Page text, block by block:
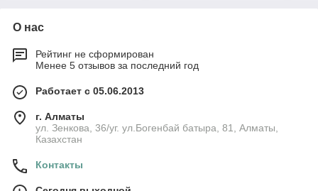
О нас
Рейтинг не сформирован
Менее 5 отзывов за последний год
Работает с 05.06.2013
г. Алматы
ул. Зенкова, 36/уг. ул.Богенбай батыра, 81, Алматы,
Казахстан
Контакты